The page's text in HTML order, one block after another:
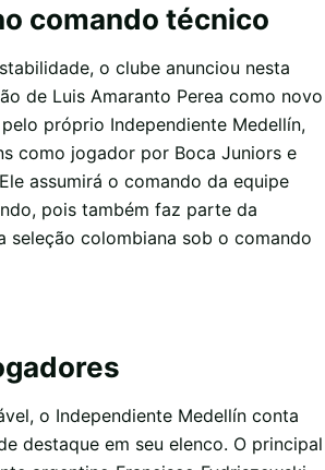
comando técnico
o clube anunciou nesta
de Luis Amaranto Perea como novo
próprio Independiente Medellín,
como jogador por Boca Juniors e
assumirá o comando da equipe
pois também faz parte da
seleção colombiana sob o comando
o Independiente Medellín conta
destaque em seu elenco. O principal